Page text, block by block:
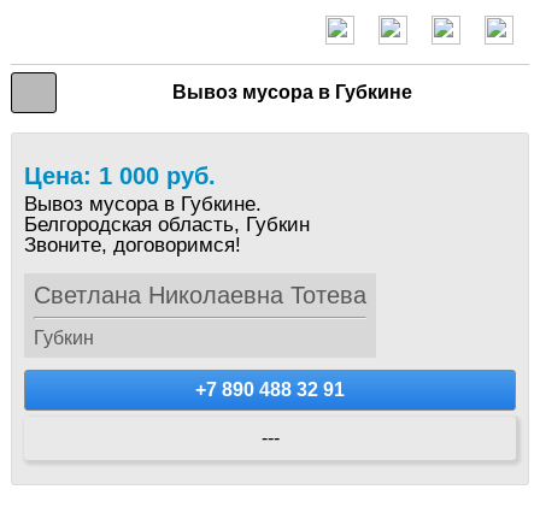
Вывоз мусора в Губкине
Цена: 1 000 руб.
Вывоз мусора в Губкине.
Белгородская область, Губкин
Звоните, договоримся!
Светлана Николаевна Тотева
Губкин
+7 890 488 32 91
---